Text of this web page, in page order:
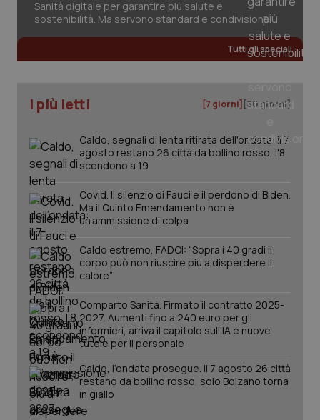
Sanità digitale per garantire più salute e
sostenibilità. Ma servono standard e condivisione
Tutti gli speciali
I più letti [7 giorni] [30 giorni]
Caldo, segnali di lenta ritirata dell'ondata: il 7
agosto restano 26 città da bollino rosso, l'8
scendono a 19
Covid. Il silenzio di Fauci e il perdono di Biden.
Ma il Quinto Emendamento non è
un’ammissione di colpa
Caldo estremo, FADOI: “Sopra i 40 gradi il
corpo può non riuscire più a disperdere il
calore”
Comparto Sanità. Firmato il contratto 2025-
2027. Aumenti fino a 240 euro per gli
infermieri, arriva il capitolo sull'IA e nuove
tutele per il personale
Caldo, l’ondata prosegue. Il 7 agosto 26 città
restano da bollino rosso, solo Bolzano torna
in giallo
CookieScript
www.quotidianosanita.it
5
tracking-sites-ironfish-
tracking-enable
tracking-sites-ironfish-
session-id
www.quotidianosanita.it
_ga
Google LLC